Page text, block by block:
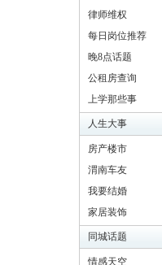
渭律师维权
每日岗位推荐
晚8点话题
公租房查询
上学那些事
人生大事
房产楼市
渭南车友
我要结婚
家居装饰
同城话题
情感天空